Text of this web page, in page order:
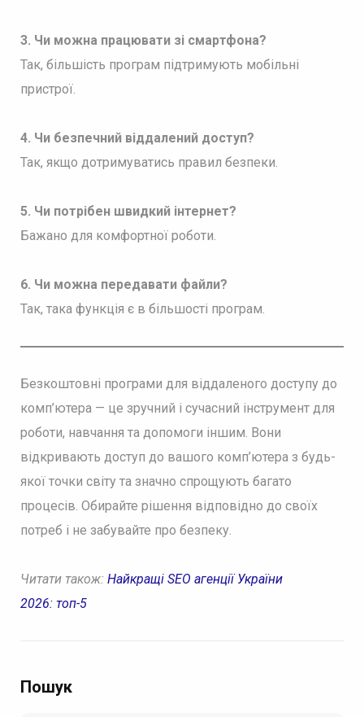
3. Чи можна працювати зі смартфона?
Так, більшість програм підтримують мобільні
пристрої.
4. Чи безпечний віддалений доступ?
Так, якщо дотримуватись правил безпеки.
5. Чи потрібен швидкий інтернет?
Бажано для комфортної роботи.
6. Чи можна передавати файли?
Так, така функція є в більшості програм.
Безкоштовні програми для віддаленого доступу до
комп’ютера — це зручний і сучасний інструмент для
роботи, навчання та допомоги іншим. Вони
відкривають доступ до вашого комп’ютера з будь-
якої точки світу та значно спрощують багато
процесів. Обирайте рішення відповідно до своїх
потреб і не забувайте про безпеку.
Читати також: Найкращі SEO агенції України
2026: топ-5
Пошук